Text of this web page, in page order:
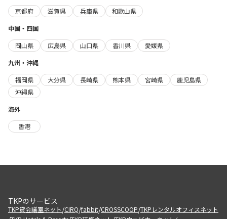
京都府
滋賀県 兵庫県
和歌山県
中国・四国
岡山県
広島県 山口県 香川県
愛媛県
九州・沖縄
福岡県
大分県 長崎県 熊本県 宮崎県
鹿児島県
沖縄県
海外
香港
TKPのサービス
TKP貸会議室ネット/CIRQ/fabbit/CROSSCOOP/TKPレンタルオフィスネット